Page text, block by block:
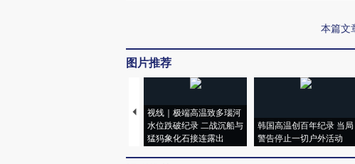
本篇文
图片推荐
视线｜极端高温致多瑙河
水位跌破纪录 二战沉船与
猛犸象化石接连露出
韩国高温创百年纪录 当局
警告停止一切户外活动